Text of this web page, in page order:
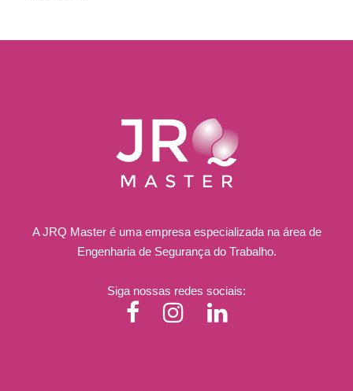
A JRQ Master é uma empresa especializada na área de
Engenharia de Segurança do Trabalho.
Siga nossas redes sociais: